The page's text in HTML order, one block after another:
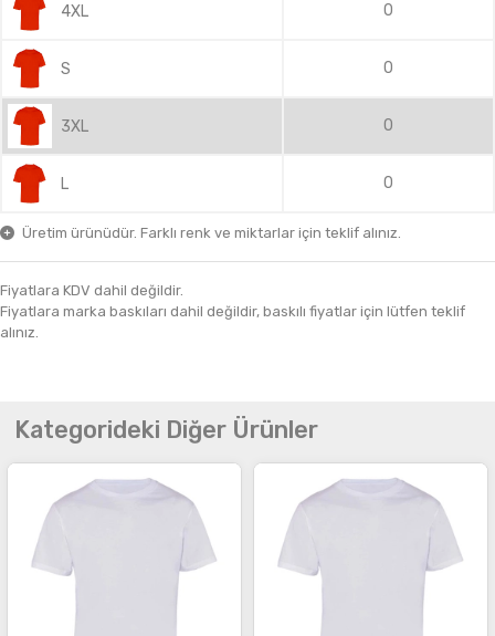
4XL 0
S 0
3XL 0
L 0
Üretim ürünüdür. Farklı renk ve miktarlar için teklif alınız.
Fiyatlara KDV dahil değildir.
Fiyatlara marka baskıları dahil değildir, baskılı fiyatlar için lütfen teklif
alınız.
Kategorideki Diğer Ürünler